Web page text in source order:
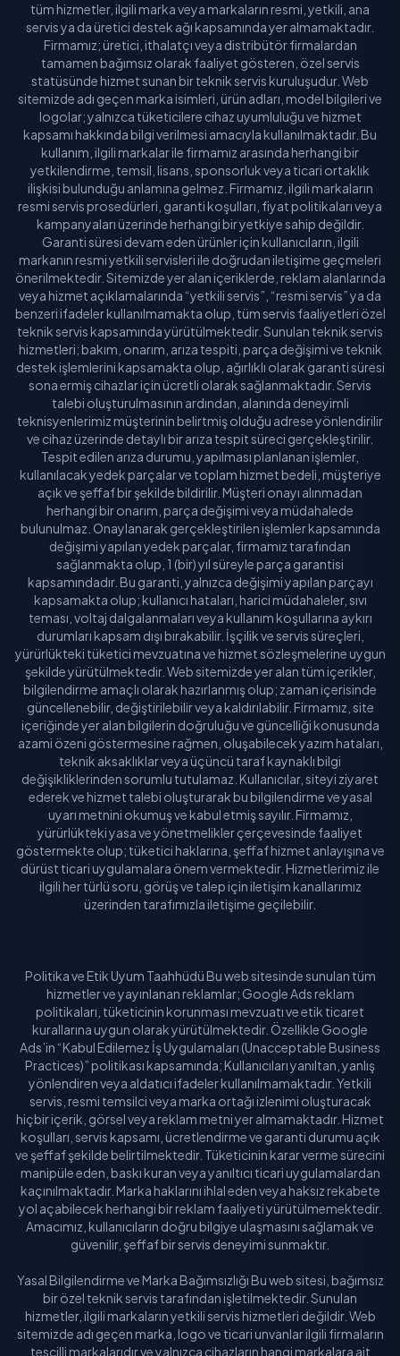
tüm hizmetler, ilgili marka veya markaların resmi, yetkili, ana
servis ya da üretici destek ağı kapsamında yer almamaktadır.
Firmamız; üretici, ithalatçı veya distribütör firmalardan
tamamen bağımsız olarak faaliyet gösteren, özel servis
statüsünde hizmet sunan bir teknik servis kuruluşudur. Web
sitemizde adı geçen marka isimleri, ürün adları, model bilgileri ve
logolar; yalnızca tüketicilere cihaz uyumluluğu ve hizmet
kapsamı hakkında bilgi verilmesi amacıyla kullanılmaktadır. Bu
kullanım, ilgili markalar ile firmamız arasında herhangi bir
yetkilendirme, temsil, lisans, sponsorluk veya ticari ortaklık
ilişkisi bulunduğu anlamına gelmez. Firmamız, ilgili markaların
resmi servis prosedürleri, garanti koşulları, fiyat politikaları veya
kampanyaları üzerinde herhangi bir yetkiye sahip değildir.
Garanti süresi devam eden ürünler için kullanıcıların, ilgili
markanın resmi yetkili servisleri ile doğrudan iletişime geçmeleri
önerilmektedir. Sitemizde yer alan içeriklerde, reklam alanlarında
veya hizmet açıklamalarında “yetkili servis”, “resmi servis” ya da
benzeri ifadeler kullanılmamakta olup, tüm servis faaliyetleri özel
teknik servis kapsamında yürütülmektedir. Sunulan teknik servis
hizmetleri; bakım, onarım, arıza tespiti, parça değişimi ve teknik
destek işlemlerini kapsamakta olup, ağırlıklı olarak garanti süresi
sona ermiş cihazlar için ücretli olarak sağlanmaktadır. Servis
talebi oluşturulmasının ardından, alanında deneyimli
teknisyenlerimiz müşterinin belirtmiş olduğu adrese yönlendirilir
ve cihaz üzerinde detaylı bir arıza tespit süreci gerçekleştirilir.
Tespit edilen arıza durumu, yapılması planlanan işlemler,
kullanılacak yedek parçalar ve toplam hizmet bedeli, müşteriye
açık ve şeffaf bir şekilde bildirilir. Müşteri onayı alınmadan
herhangi bir onarım, parça değişimi veya müdahalede
bulunulmaz. Onaylanarak gerçekleştirilen işlemler kapsamında
değişimi yapılan yedek parçalar, firmamız tarafından
sağlanmakta olup, 1 (bir) yıl süreyle parça garantisi
kapsamındadır. Bu garanti, yalnızca değişimi yapılan parçayı
kapsamakta olup; kullanıcı hataları, harici müdahaleler, sıvı
teması, voltaj dalgalanmaları veya kullanım koşullarına aykırı
durumları kapsam dışı bırakabilir. İşçilik ve servis süreçleri,
yürürlükteki tüketici mevzuatına ve hizmet sözleşmelerine uygun
şekilde yürütülmektedir. Web sitemizde yer alan tüm içerikler,
bilgilendirme amaçlı olarak hazırlanmış olup; zaman içerisinde
güncellenebilir, değiştirilebilir veya kaldırılabilir. Firmamız, site
içeriğinde yer alan bilgilerin doğruluğu ve güncelliği konusunda
azami özeni göstermesine rağmen, oluşabilecek yazım hataları,
teknik aksaklıklar veya üçüncü taraf kaynaklı bilgi
değişikliklerinden sorumlu tutulamaz. Kullanıcılar, siteyi ziyaret
ederek ve hizmet talebi oluşturarak bu bilgilendirme ve yasal
uyarı metnini okumuş ve kabul etmiş sayılır. Firmamız,
yürürlükteki yasa ve yönetmelikler çerçevesinde faaliyet
göstermekte olup; tüketici haklarına, şeffaf hizmet anlayışına ve
dürüst ticari uygulamalara önem vermektedir. Hizmetlerimiz ile
ilgili her türlü soru, görüş ve talep için iletişim kanallarımız
üzerinden tarafımızla iletişime geçilebilir.
Politika ve Etik Uyum Taahhüdü Bu web sitesinde sunulan tüm
hizmetler ve yayınlanan reklamlar; Google Ads reklam
politikaları, tüketicinin korunması mevzuatı ve etik ticaret
kurallarına uygun olarak yürütülmektedir. Özellikle Google
Ads’in “Kabul Edilemez İş Uygulamaları (Unacceptable Business
Practices)” politikası kapsamında; Kullanıcıları yanıltan, yanlış
yönlendiren veya aldatıcı ifadeler kullanılmamaktadır. Yetkili
servis, resmi temsilci veya marka ortağı izlenimi oluşturacak
hiçbir içerik, görsel veya reklam metni yer almamaktadır. Hizmet
koşulları, servis kapsamı, ücretlendirme ve garanti durumu açık
ve şeffaf şekilde belirtilmektedir. Tüketicinin karar verme sürecini
manipüle eden, baskı kuran veya yanıltıcı ticari uygulamalardan
kaçınılmaktadır. Marka haklarını ihlal eden veya haksız rekabete
yol açabilecek herhangi bir reklam faaliyeti yürütülmemektedir.
Amacımız, kullanıcıların doğru bilgiye ulaşmasını sağlamak ve
güvenilir, şeffaf bir servis deneyimi sunmaktır.
Yasal Bilgilendirme ve Marka Bağımsızlığı Bu web sitesi, bağımsız
bir özel teknik servis tarafından işletilmektedir. Sunulan
hizmetler, ilgili markaların yetkili servis hizmetleri değildir. Web
sitemizde adı geçen marka, logo ve ticari unvanlar ilgili firmaların
tescilli markalarıdır ve yalnızca cihazların hangi markalara ait